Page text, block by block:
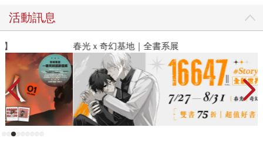
活動訊息
春光ｘ奇幻基地｜全書系展